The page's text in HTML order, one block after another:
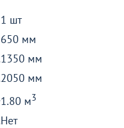
1 шт
650 мм
1350 мм
2050 мм
1.80 м3
Нет